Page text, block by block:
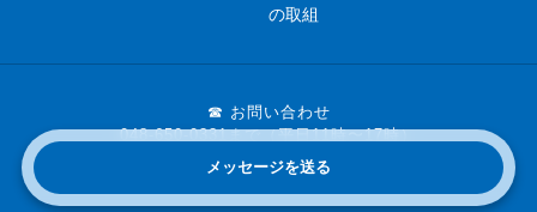
メッセージを送る
の取組
☎ お問い合わせ
048-650-0331まで（平日11時〜17時）
Copyright © 2019 FM NACK5 All rights reserved.